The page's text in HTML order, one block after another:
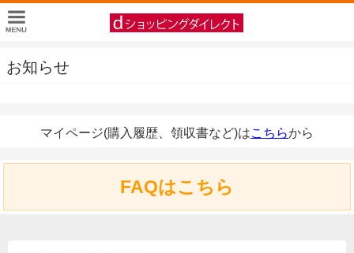
お知らせ
マイページ(購入履歴、領収書など)はこちらから
FAQはこちら